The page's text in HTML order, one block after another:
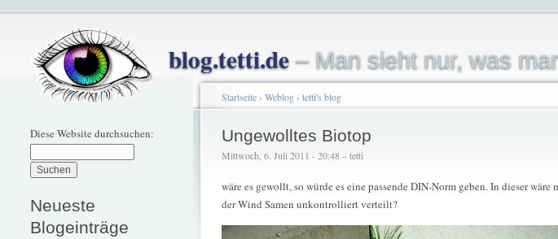
blog.tetti.de– Man sieht nur, was
Diese Website durchsuchen:
Neueste
Blogeinträge
Startseite› Weblog› tetti's blog
Ungewolltes Biotop
Mittwoch, 6. Juli 2011 - 20:48 – tetti
wäre es gewollt, so würde es eine passende DIN-Norm geben. In dieser
der Wind Samen unkontrolliert verteilt?